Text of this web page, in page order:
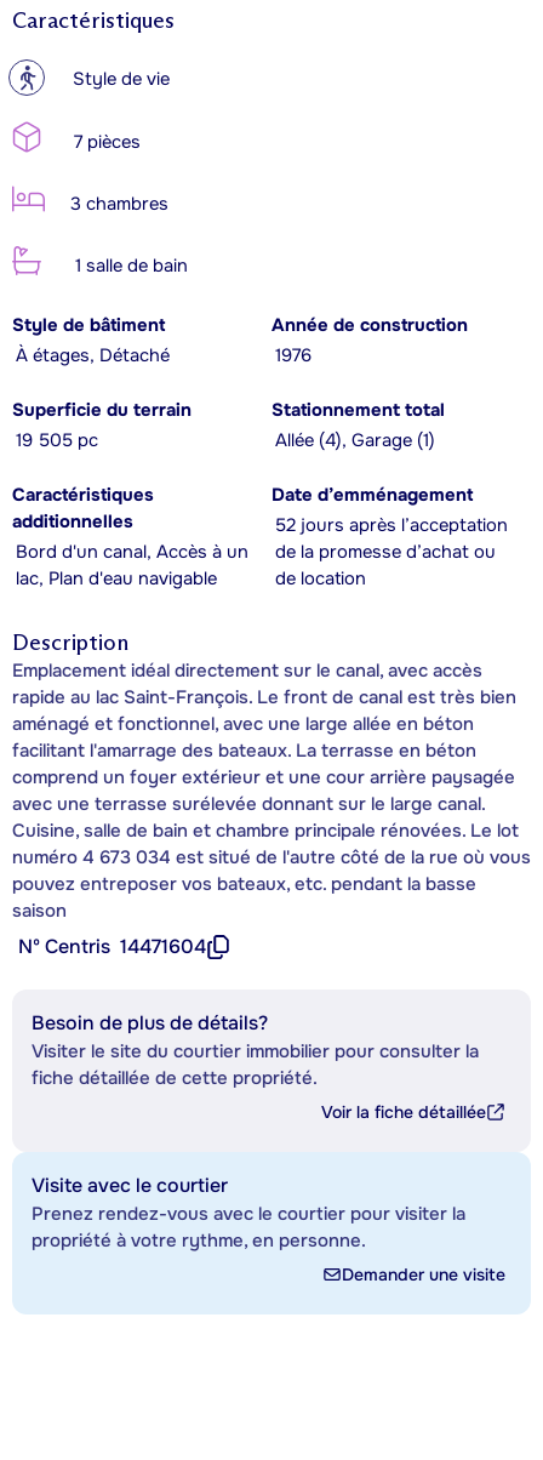
Caractéristiques
? Style de vie
7 pièces
3 chambres
1 salle de bain
Style de bâtiment
À étages, Détaché
Année de construction
1976
Superficie du terrain
19 505 pc
Stationnement total
Allée (4), Garage (1)
Caractéristiques
additionnelles
Bord d'un canal, Accès à un
lac, Plan d'eau navigable
Date d’emménagement
52 jours après l’acceptation
de la promesse d’achat ou
de location
Description
Emplacement idéal directement sur le canal, avec accès
rapide au lac Saint-François. Le front de canal est très bien
aménagé et fonctionnel, avec une large allée en béton
facilitant l'amarrage des bateaux. La terrasse en béton
comprend un foyer extérieur et une cour arrière paysagée
avec une terrasse surélevée donnant sur le large canal.
Cuisine, salle de bain et chambre principale rénovées. Le lot
numéro 4 673 034 est situé de l'autre côté de la rue où vous
pouvez entreposer vos bateaux, etc. pendant la basse
saison
Nº Centris 14471604
Besoin de plus de détails?
Visiter le site du courtier immobilier pour consulter la
fiche détaillée de cette propriété.
Voir la fiche détaillée
Visite avec le courtier
Prenez rendez-vous avec le courtier pour visiter la
propriété à votre rythme, en personne.
Demander une visite